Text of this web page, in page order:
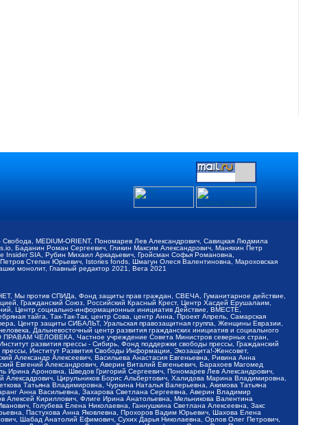
MEDIUM-ORIENT, Пономарев Лев Александрович, Савицкая Людмила
Баданин Роман Сергеевич, Гликин Максим Александрович, Маняхин Петр
SIA, Рубин Михаил Аркадьевич, Гройсман Софья Романовна,
Степан Юрьевич, Istories fonds, Шмагун Олеся Валентиновна, Мароховская
монолит, Главный редактор 2021, Вега 2021
Мы против СПИДа, Фонд защиты прав граждан, СВЕЧА, Гуманитарное действие,
Гражданский Союз, Российский Красный Крест, Центр Хасдей Ерушалаим,
Центр социально-информационных инициатив Действие, ВМЕСТЕ,
тайга, Так-Так-Так, центр Сова, центр Анна, Проект Апрель, Самарская
Центр защиты СИБАЛЬТ, Уральская правозащитная группа, Женщины Евразии,
Дальневосточный центр развития гражданских инициатив и социального
ПРАВАМ ЧЕЛОВЕКА, Частное учреждение Совета Министров северных стран,
развития прессы - Сибирь, Фонд поддержки свободы прессы, Гражданский
Институт Развития Свободы Информации, Экозащита!-Женсовет,
Александр Алексеевич, Васильева Анастасия Евгеньевна, Ривина Анна
Евгений Александрович, Аверин Виталий Евгеньевич, Барахоев Магомед
Ароновна, Шведов Григорий Сергеевич, Пономарев Лев Александрович,
Цирульников Борис Альбертович, Халидова Марина Владимировна,
Татьяна Владимировна, Чуркина Наталья Валерьевна, Акимова Татьяна
Анна Васильевна, Захарова Светлана Сергеевна, Аверин Владимир
Кириллович, Флиге Ирина Анатольевна, Мельникова Валентина
Голубева Елена Николаевна, Ганнушкина Светлана Алексеевна, Закс
Пастухова Анна Яковлевна, Прохоров Вадим Юрьевич, Шахова Елена
Шабад Анатолий Ефимович, Сухих Дарья Николаевна, Орлов Олег Петрович,